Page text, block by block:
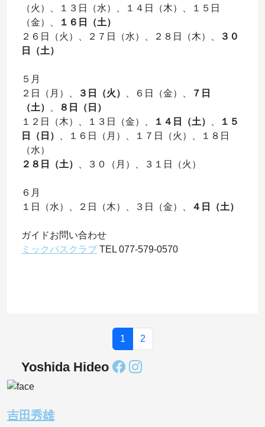
（火）、１３日（水）、１４日（木）、１５日
（金）、
１６日（土）
２６日（火）、２７日（水）、２８日（木）、
３０
日（土）
５月
２日（月）、
３日（火） 、６日（金）、
７日
（土）
８日（日）
１２日（木）、１３日（金）、
１４日（土）
１５
日（日）
、１６日（月）、１７日（火）、１８日
（水）
２８日（土）
、３０（月）、３１日（火）
６月
１日（水）、２日（木）、３日（金）、
４日（土）
ガイドお問い合わせ
ミックバスクラブ TEL 077-579-0570
1 2
Yoshida Hideo
吉田秀雄